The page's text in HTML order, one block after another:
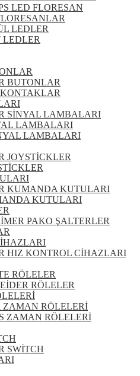
LED FLORESAN
LEDLER
LEDLER
BUTONLAR
SİNYAL LAMBALARI
LAMBALARI
LAMBALARI
JOYSTİCKLER
KUMANDA KUTULARI
KUTULARI
PAKO ŞALTERLER
HIZ KONTROL CİHAZLARI
RÖLELER
RÖLELER
ZAMAN RÖLELERİ
ZAMAN RÖLELERİ
SWİTCH